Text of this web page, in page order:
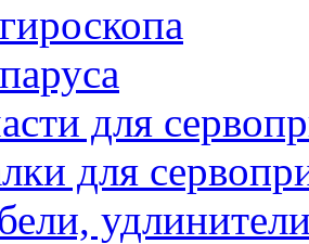
для
для